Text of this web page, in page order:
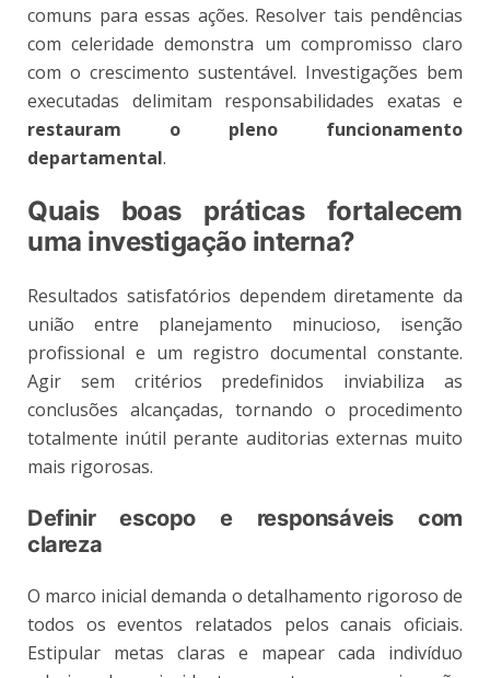
comuns para essas ações. Resolver tais pendências
com celeridade demonstra um compromisso claro
com o crescimento sustentável. Investigações bem
executadas delimitam responsabilidades exatas e
restauram o pleno funcionamento
departamental.
Quais boas práticas fortalecem
uma investigação interna?
Resultados satisfatórios dependem diretamente da
união entre planejamento minucioso, isenção
profissional e um registro documental constante.
Agir sem critérios predefinidos inviabiliza as
conclusões alcançadas, tornando o procedimento
totalmente inútil perante auditorias externas muito
mais rigorosas.
Definir escopo e responsáveis com
clareza
O marco inicial demanda o detalhamento rigoroso de
todos os eventos relatados pelos canais oficiais.
Estipular metas claras e mapear cada indivíduo